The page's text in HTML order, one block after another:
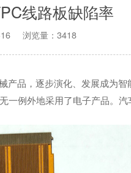
线路板缺陷率
16 浏览量：3418
品，逐步演化、发展成为
例外地采用了电子产品。